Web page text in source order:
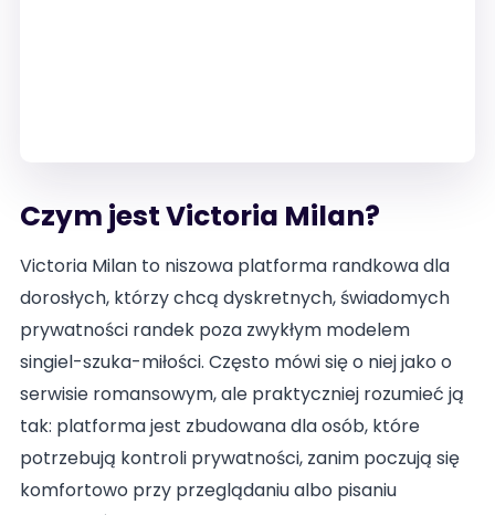
Czym jest Victoria Milan?
Victoria Milan to niszowa platforma randkowa dla
dorosłych, którzy chcą dyskretnych, świadomych
prywatności randek poza zwykłym modelem
singiel-szuka-miłości. Często mówi się o niej jako o
serwisie romansowym, ale praktyczniej rozumieć ją
tak: platforma jest zbudowana dla osób, które
potrzebują kontroli prywatności, zanim poczują się
komfortowo przy przeglądaniu albo pisaniu